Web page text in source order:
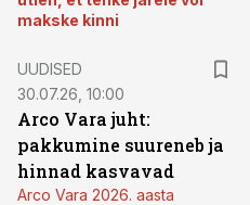
makske kinni
UUDISED
30.07.26, 10:00
Arco Vara juht:
pakkumine suureneb ja
hinnad kasvavad
Arco Vara 2026. aasta